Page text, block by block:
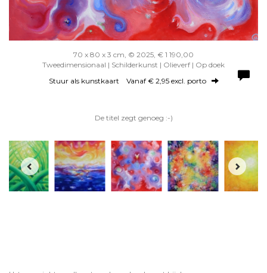
70 x 80 x 3 cm, © 2025, € 1 190,00
Tweedimensionaal | Schilderkunst | Olieverf | Op doek
Stuur als kunstkaart Vanaf € 2,95 excl. porto
De titel zegt genoeg :-)